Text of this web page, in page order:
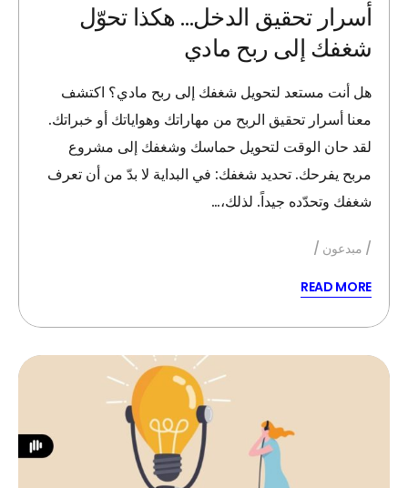
أسرار تحقيق الدخل… هكذا تحوّل
شغفك إلى ربح مادي
هل أنت مستعد لتحويل شغفك إلى ربح مادي؟ اكتشف
معنا أسرار تحقيق الربح من مهاراتك وهواياتك أو خبراتك.
لقد حان الوقت لتحويل حماسك وشغفك إلى مشروع
مربح يفرحك. تحديد شغفك: في البداية لا بدّ من أن تعرف
شغفك وتحدّده جيداً. لذلك،…
مبدعون
READ MORE